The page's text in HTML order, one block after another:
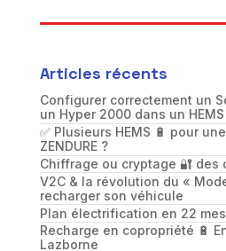
Articles récents
Configurer correctement un
un Hyper 2000 dans un HEMS
✅ Plusieurs HEMS 🔋 pour
ZENDURE ?
Chiffrage ou cryptage 🔐 des
V2C & la révolution du «
recharger son véhicule
Plan électrification en 22
Recharge en copropriété 🔋
Lazborne